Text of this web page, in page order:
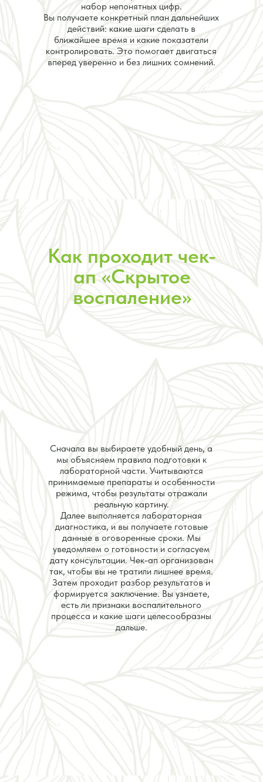
набор непонятных цифр.
Вы получаете конкретный план дальнейших
действий: какие шаги сделать в
ближайшее время и какие показатели
контролировать. Это помогает двигаться
вперед уверенно и без лишних сомнений.
Как проходит чек-
ап «Скрытое
воспаление»
Сначала вы выбираете удобный день, а
мы объясняем правила подготовки к
лабораторной части. Учитываются
принимаемые препараты и особенности
режима, чтобы результаты отражали
реальную картину.
Далее выполняется лабораторная
диагностика, и вы получаете готовые
данные в оговоренные сроки. Мы
уведомляем о готовности и согласуем
дату консультации. Чек-ап организован
так, чтобы вы не тратили лишнее время.
Затем проходит разбор результатов и
формируется заключение. Вы узнаете,
есть ли признаки воспалительного
процесса и какие шаги целесообразны
дальше.